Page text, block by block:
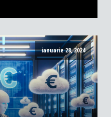
ianuarie 28, 2024